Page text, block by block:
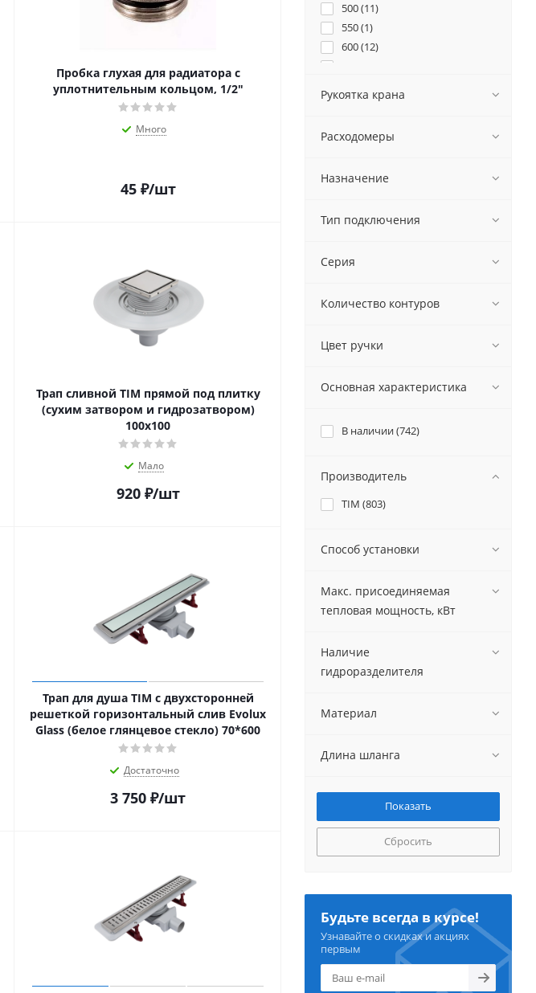
Пробка глухая для радиатора с
уплотнительным кольцом, 1/2"
Много
45₽/шт
Трап сливной TIM прямой под плитку
(сухим затвором и гидрозатвором)
100х100
Мало
920₽/шт
Трап для душа TIM с двухсторонней
решеткой горизонтальный слив Evolux
Glass (белое глянцевое стекло) 70*600
Достаточно
3 750 ₽/шт
500 (11)
550 (1)
600 (12)
850 (2)
Рукоятка крана
Расходомеры
Назначение
Тип подключения
Серия
Количество контуров
Цвет ручки
Основная характеристика
В наличии (742)
Производитель
TIM (803)
Способ установки
Макс. присоединяемая
тепловая мощность, кВт
Наличие
гидроразделителя
Материал
Длина шланга
Сбросить
Будьте всегда в курсе!
Узнавайте о скидках и акциях
первым